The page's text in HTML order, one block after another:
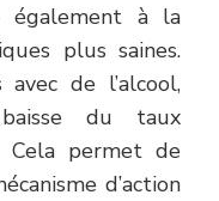
également à la
plus saines.
avec de l’alcool,
du taux
Cela permet de
d’action